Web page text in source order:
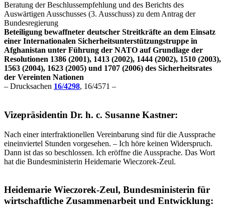
Beratung der Beschlussempfehlung und des Berichts des
Auswärtigen Ausschusses (3. Ausschuss) zu dem Antrag der
Bundesregierung
Beteiligung bewaffneter deutscher Streitkräfte an dem Einsatz
einer Internationalen Sicherheitsunterstützungstruppe in
Afghanistan unter Führung der NATO auf Grundlage der
Resolutionen 1386 (2001), 1413 (2002), 1444 (2002), 1510 (2003),
1563 (2004), 1623 (2005) und 1707 (2006) des Sicherheitsrates
der Vereinten Nationen
– Drucksachen 16/4298, 16/4571 –
Vizepräsidentin Dr. h. c. Susanne Kastner:
Nach einer interfraktionellen Vereinbarung sind für die Aussprache
eineinviertel Stunden vorgesehen. – Ich höre keinen Widerspruch.
Dann ist das so beschlossen. Ich eröffne die Aussprache. Das Wort
hat die Bundesministerin Heidemarie Wieczorek-Zeul.
Heidemarie Wieczorek-Zeul, Bundesministerin für
wirtschaftliche Zusammenarbeit und Entwicklung: